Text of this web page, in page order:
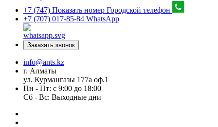
+7 (747) Показать номер Городской телефон
+7 (707) 017-85-84 WhatsApp
Заказать звонок
info@ants.kz
г. Алматы
ул. Курмангазы 177а оф.1
Пн - Пт: с 9:00 до 18:00
Сб - Вс: Выходные дни